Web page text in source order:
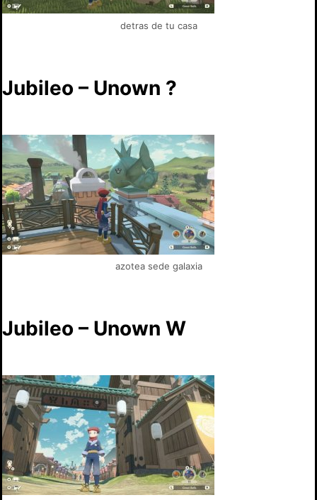
detras de tu casa
Jubileo – Unown ?
azotea sede galaxia
Jubileo – Unown W